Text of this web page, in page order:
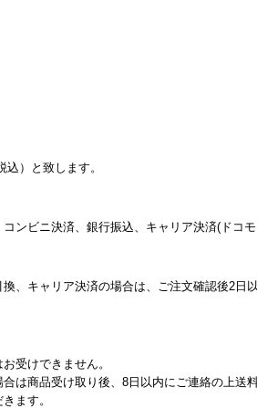
）と致します。
ンビニ決済、銀行振込、キャリア決済(ドコ
、キャリア決済の場合は、ご注文確認後2日
けできません。
は商品受け取り後、8日以内にご連絡の上送
ます。